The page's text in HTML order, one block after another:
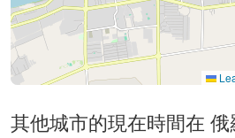
其他城市的現在時間在 俄